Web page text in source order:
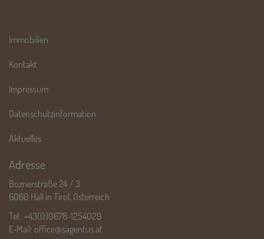
Immobilien
Kontakt
Impressum
Datenschutzinformation
Aktuelles
Adresse
Boznerstraße 24 / 3
6060 Hall in Tirol, Österreich
Tel.: +43(0)0678-1254029
E-Mail: office@sagentus.at